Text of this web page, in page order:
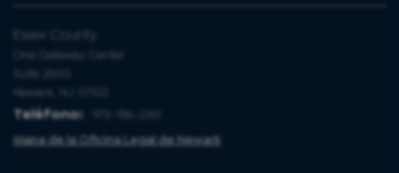
Essex County
One Gateway Center
Suite 2600
Newark, NJ 07102
Teléfono:
973-786-2351
Mapa de la Oficina Legal de Newark